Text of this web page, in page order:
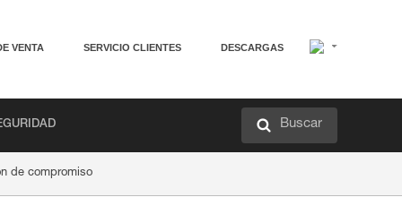
VENTA SERVICIO CLIENTES DESCARGAS
Buscar
de compromiso